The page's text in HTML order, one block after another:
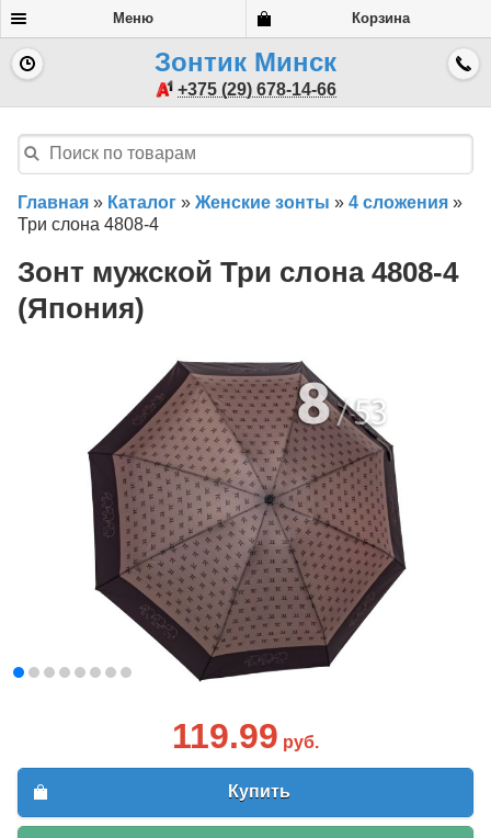
Меню Корзина
Зонтик Минск
+375 (29) 678-14-66
Главная » Каталог » Женские зонты » 4 сложения »
Три слона 4808-4
Зонт мужской Три слона 4808-4
(Япония)
119.99 руб.
Купить